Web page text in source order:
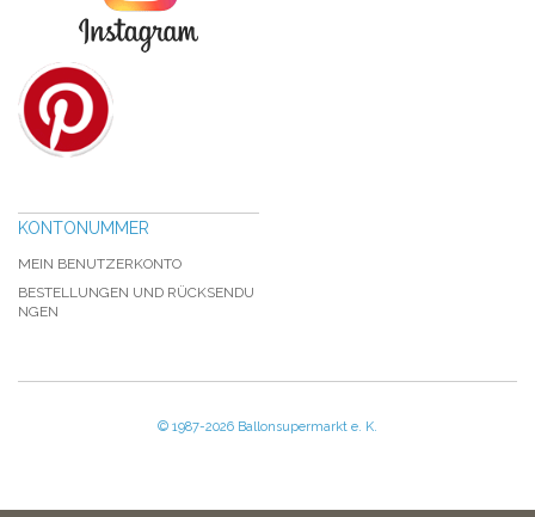
KONTONUMMER
MEIN BENUTZERKONTO
BESTELLUNGEN UND RÜCKSENDU
NGEN
© 1987-2026 Ballonsupermarkt e. K.